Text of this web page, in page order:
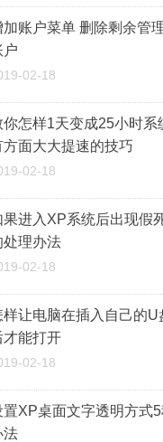
加账户菜单 删除剩余管
户
02-18
你怎样1天变成25小时系
方面大大提速的技巧
02-18
果进入XP系统后出现假
处理办法
02-18
样让电脑在插入自己的U
才能打开
02-18
置XP桌面文字透明方式5
法